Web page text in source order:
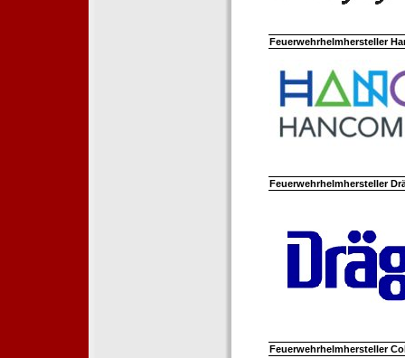
Feuerwehrhelmhersteller
Feuerwehrhelmhersteller
Feuerwehrhelmhersteller